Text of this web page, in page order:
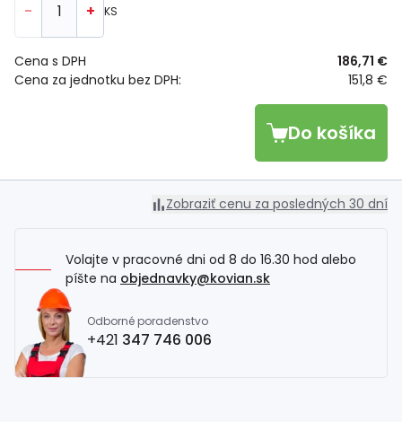
- + KS
Cena za jednotku bez DPH: 151,8 €
Cena s DPH 186,71 €
Do košíka
Zobraziť cenu za posledných 30 dní
Volajte v pracovné dni od 8 do 16.30 hod alebo
píšte na objednavky@kovian.sk
Odborné poradenstvo
+421 347 746 006